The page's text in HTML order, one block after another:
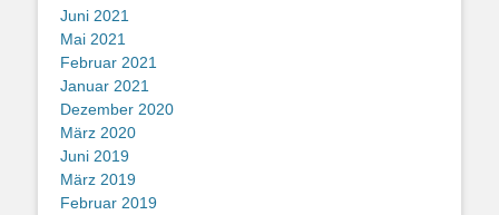
Juni 2021
Mai 2021
Februar 2021
Januar 2021
Dezember 2020
März 2020
Juni 2019
März 2019
Februar 2019